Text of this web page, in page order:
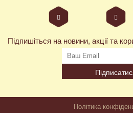
Підпишіться на новини, акції та
Політика